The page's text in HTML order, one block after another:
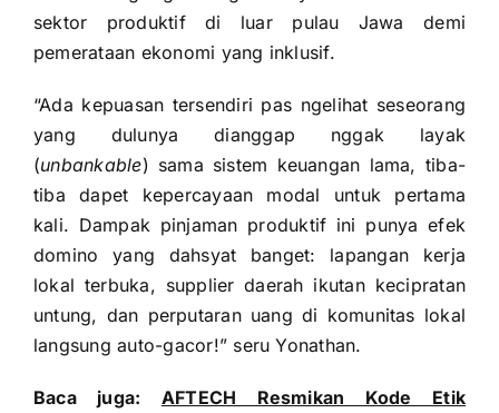
sektor produktif di luar pulau Jawa demi
pemerataan ekonomi yang inklusif.
“Ada kepuasan tersendiri pas ngelihat seseorang
yang dulunya dianggap nggak layak
(unbankable) sama sistem keuangan lama, tiba-
tiba dapet kepercayaan modal untuk pertama
kali. Dampak pinjaman produktif ini punya efek
domino yang dahsyat banget: lapangan kerja
lokal terbuka, supplier daerah ikutan kecipratan
untung, dan perputaran uang di komunitas lokal
langsung auto-gacor!” seru Yonathan.
Baca juga: AFTECH Resmikan Kode Etik